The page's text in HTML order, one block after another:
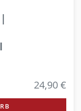
24,90 €